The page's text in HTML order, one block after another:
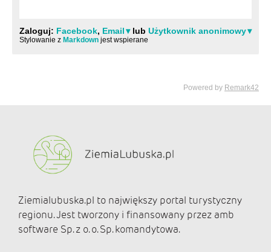
Ziemialubuska.pl to największy portal turystyczny
regionu. Jest tworzony i finansowany przez amb
software Sp. z o. o. Sp. komandytowa.